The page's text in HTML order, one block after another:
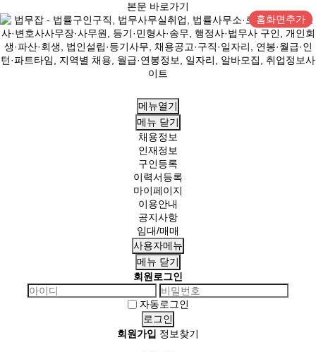
본문 바로가기
홈화면추가
메뉴열기
메뉴 닫기
채용정보
인재정보
구인등록
이력서등록
마이페이지
이용안내
공지사항
임대/매매
사용자메뉴
메뉴 닫기
회원로그인
자동로그인
회원가입 정보찾기